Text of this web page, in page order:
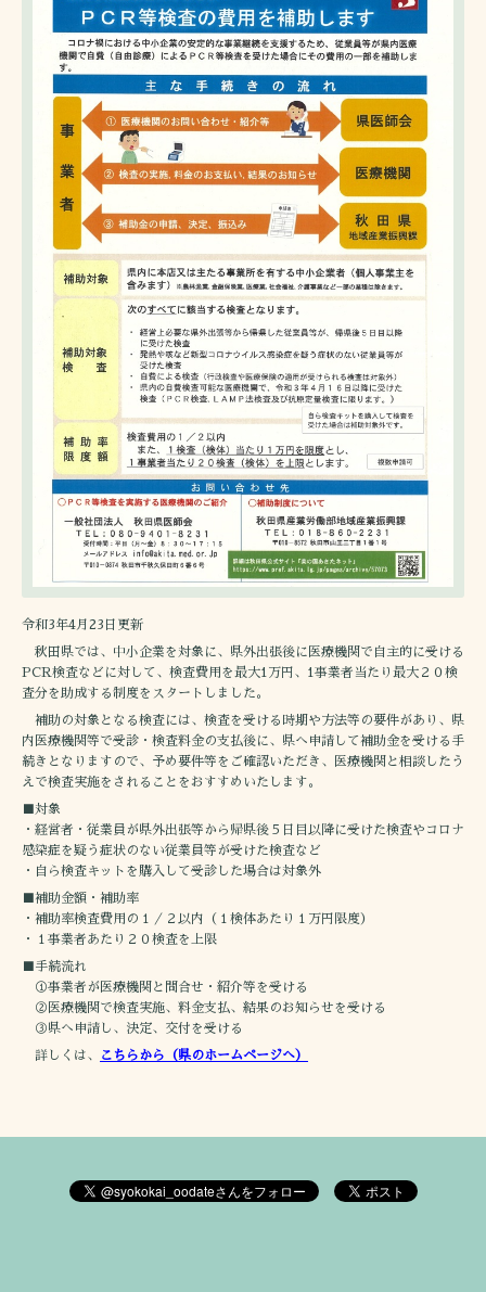
令和3年4月23日更新
秋田県では、中小企業を対象に、県外出張後に医療機関で自主的に受ける
PCR検査などに対して、検査費用を最大1万円、1事業者当たり最大２０検
査分を助成する制度をスタートしました。
補助の対象となる検査には、検査を受ける時期や方法等の要件があり、県
内医療機関等で受診・検査料金の支払後に、県へ申請して補助金を受ける手
続きとなりますので、予め要件等をご確認いただき、医療機関と相談したう
えで検査実施をされることをおすすめいたします。
■対象
・経営者・従業員が県外出張等から帰県後５日目以降に受けた検査やコロナ
感染症を疑う症状のない従業員等が受けた検査など
・自ら検査キットを購入して受診した場合は対象外
■補助金額・補助率
・補助率検査費用の１／２以内（１検体あたり１万円限度）
・１事業者あたり２０検査を上限
■手続流れ
①事業者が医療機関と問合せ・紹介等を受ける
②医療機関で検査実施、料金支払、結果のお知らせを受ける
③県へ申請し、決定、交付を受ける
詳しくは、 こちらから（県のホームページへ）